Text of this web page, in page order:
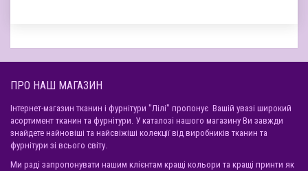
ПРО НАШ МАГАЗИН
Інтернет-магазин тканин і фурнітури "Лілі" пропонує Вашій увазі широкий
асортимент тканин та фурнітури. У каталозі нашого магазину Ви завжди
знайдете найновіші та найсвіжіші колекції від виробників тканин та
фурнітури зі всього світу.
Ми раді запропонувати нашим клієнтам кращі кольори та кращі принти як